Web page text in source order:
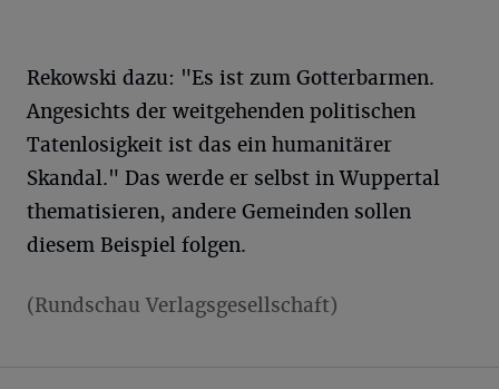
Rekowski dazu: "Es ist zum Gotterbarmen.
Angesichts der weitgehenden politischen
Tatenlosigkeit ist das ein humanitärer
Skandal." Das werde er selbst in Wuppertal
thematisieren, andere Gemeinden sollen
diesem Beispiel folgen.
(Rundschau Verlagsgesellschaft)